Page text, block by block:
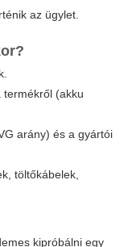
az ügylet.
termékről (akku
arány) és a gyártói
töltőkábelek,
kipróbálni egy